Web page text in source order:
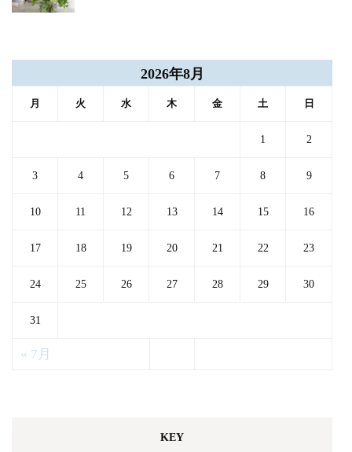
2026年8月
月 火 水 木 金 土 日
1 2
3 4 5 6 7 8 9
10 11 12 13 14 15 16
17 18 19 20 21 22 23
24 25 26 27 28 29 30
31
« 7月
KEY